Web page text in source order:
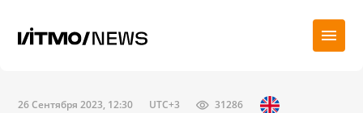
26 Сентября 2023, 12:30 UTC+3 31286